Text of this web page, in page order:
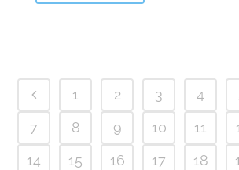
1 2 3 4
7
8 9 10 11
14
15 16 17 18